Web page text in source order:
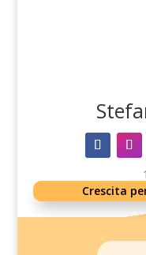
Crescita